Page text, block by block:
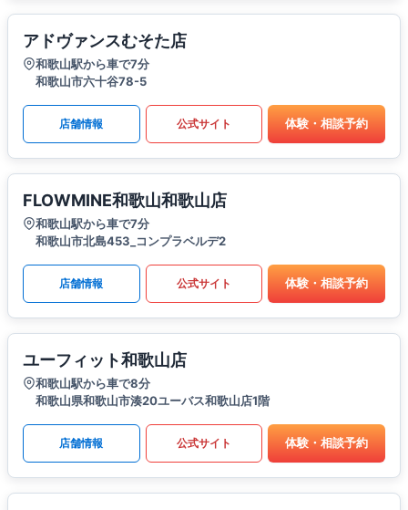
アドヴァンスむそた店
和歌山駅から車で7分
和歌山市六十谷78-5
店舗情報 公式サイト 体験・相談予約
FLOWMINE和歌山和歌山店
和歌山駅から車で7分
和歌山市北島453_コンプラベルデ2
店舗情報 公式サイト 体験・相談予約
ユーフィット和歌山店
和歌山駅から車で8分
和歌山県和歌山市湊20ユーバス和歌山店1階
店舗情報 公式サイト 体験・相談予約